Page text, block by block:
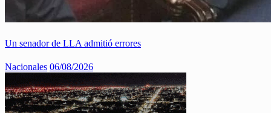
Un senador de LLA admitió errores
Nacionales 06/08/2026